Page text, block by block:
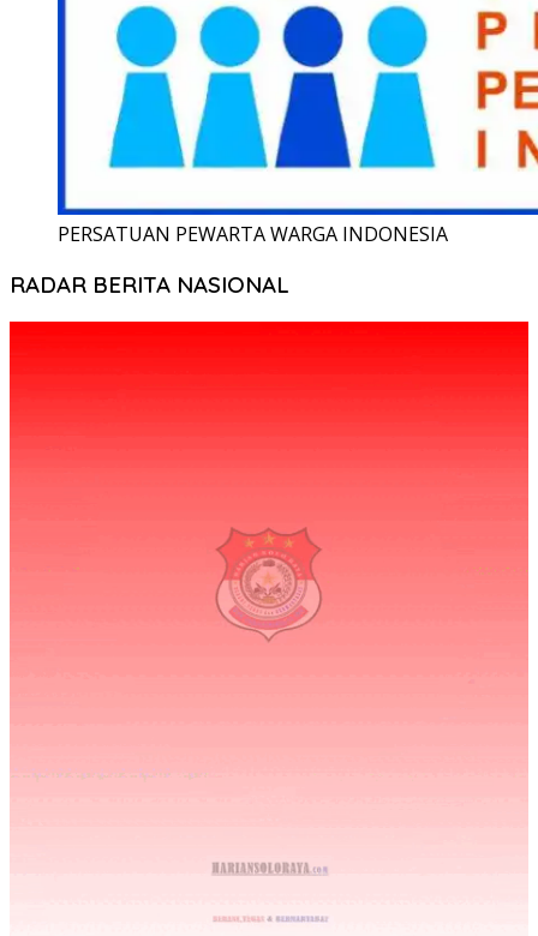
PERSATUAN PEWARTA WARGA INDONESIA
RADAR BERITA NASIONAL